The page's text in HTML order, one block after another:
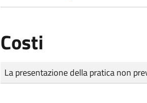
Costi
Tipo di pagamento
Importo
La presentazione della pratica non